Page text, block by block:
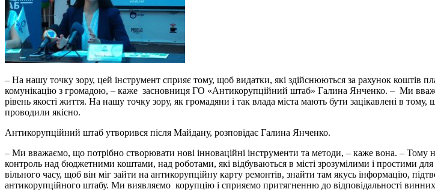
– На нашу точку зору, цей інструмент сприяє тому, щоб видатки, які здійснюються за рахунок коштів
комунікацію з громадою, – каже засновниця ГО «Антикорупційний штаб» Галина Янченко. – Ми
рівень якості життя. На нашу точку зору, як громадяни і так влада міста мають бути зацікавлені в
проводили якісно.
Антикорупційний штаб утворився після Майдану, розповідає Галина Янченко.
– Ми вважаємо, що потрібно створювати нові інноваційні інструменти та методи, – каже вона. – Тому
контроль над бюджетними коштами, над роботами, які відбуваються в місті зрозумілими і простими
вільного часу, щоб він міг зайти на антикорупційну карту ремонтів, знайти там якусь інформацію,
антикорупційного штабу. Ми виявляємо корупцію і сприяємо притягненню до відповідальності